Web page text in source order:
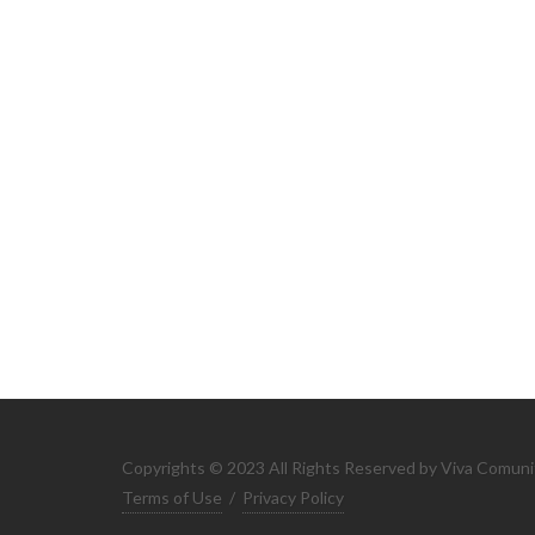
Copyrights © 2023 All Rights Reserved by Viva
Terms of Use / Privacy Policy